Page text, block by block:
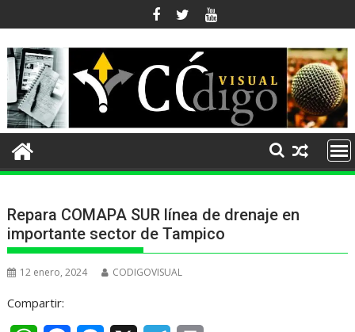
al
contenido
Repara COMAPA SUR línea de drenaje en
importante sector de Tampico
12 enero, 2024 CODIGOVISUAL
Compartir: